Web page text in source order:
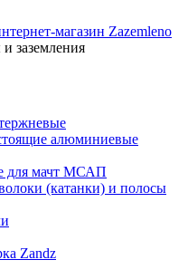
заземления
алюминиевые
для мачт МСАП
(катанки) и полосы
Zandz